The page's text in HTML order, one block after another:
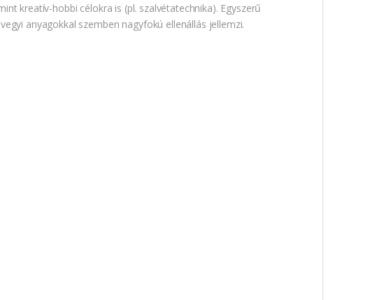
kreatív-hobbi célokra is (pl. szalvétatechnika). Egyszerű
anyagokkal szemben nagyfokú ellenállás jellemzi.